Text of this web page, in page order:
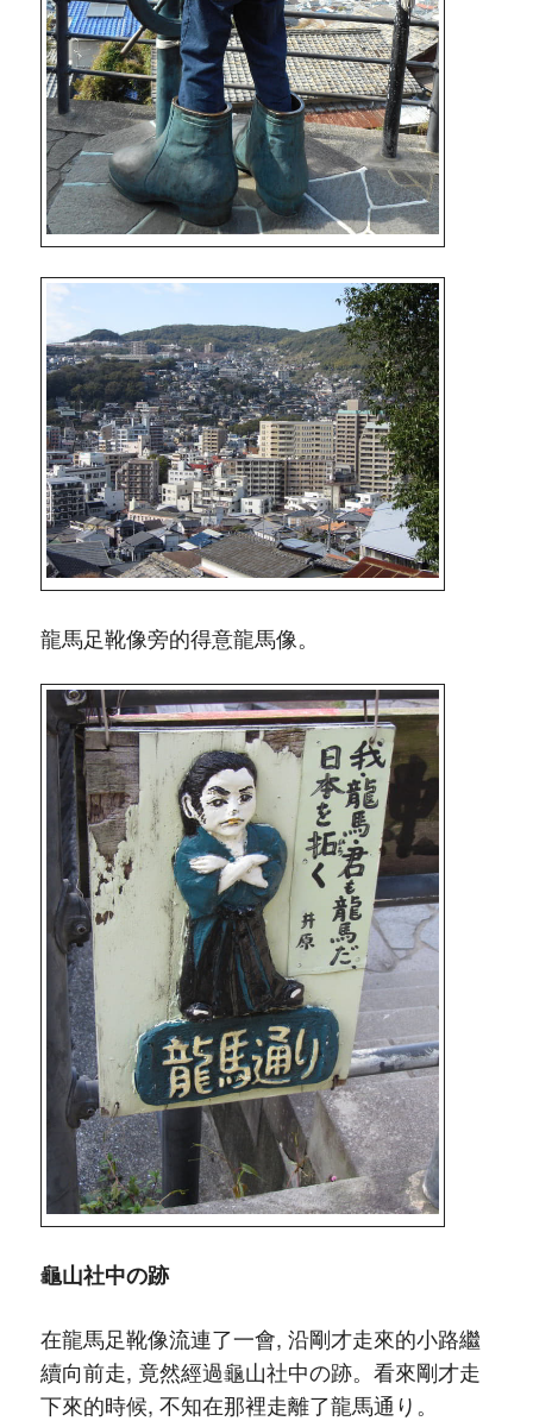
龍馬足靴像旁的得意龍馬像。
龜山社中の跡
在龍馬足靴像流連了一會, 沿剛才走來的小路繼
續向前走, 竟然經過龜山社中の跡。看來剛才走
下來的時候, 不知在那裡走離了龍馬通り。